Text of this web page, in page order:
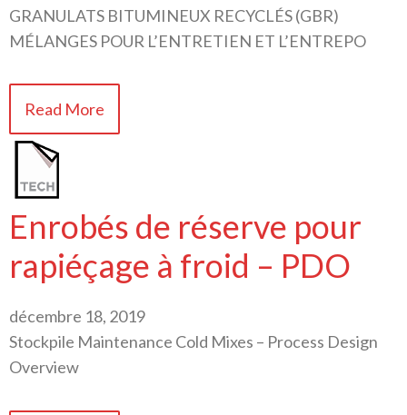
GRANULATS BITUMINEUX RECYCLÉS (GBR)
MÉLANGES POUR L’ENTRETIEN ET L’ENTREPO
Read More
Enrobés de réserve pour
rapiéçage à froid – PDO
décembre 18, 2019
Stockpile Maintenance Cold Mixes – Process Design
Overview